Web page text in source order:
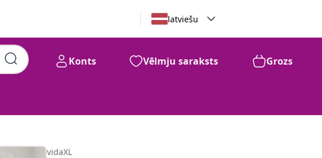
latviešu
Konts Vēlmju saraksts Grozs
vidaXL